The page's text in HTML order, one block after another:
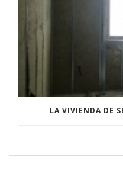
LA VIVIENDA DE